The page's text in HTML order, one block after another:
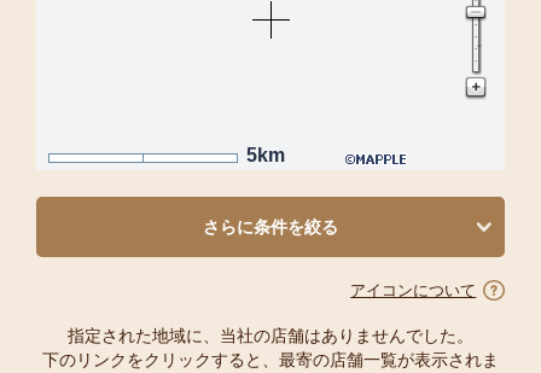
5km
さらに条件を絞る
アイコンについて
指定された地域に、当社の店舗はありませんでした。
下のリンクをクリックすると、最寄の店舗一覧が表示されま